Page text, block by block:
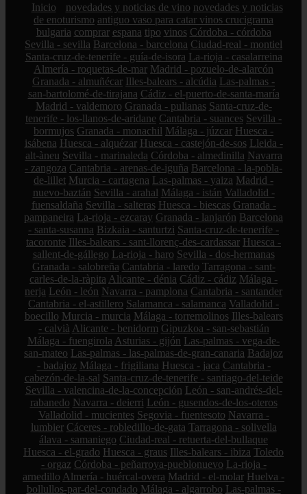
Inicio novedades y noticias de vino novedades y noticias
de enoturismo antiguo vaso para catar vinos crucigrama
bulgaria comprar espana tipo vinos Córdoba - córdoba
Sevilla - sevilla Barcelona - barcelona Ciudad-real - montiel
Santa-cruz-de-tenerife - guía-de-isora La-rioja - casalarreina
Almería - roquetas-de-mar Madrid - pozuelo-de-alarcón
Granada - almuñécar Illes-balears - alcúdia Las-palmas -
san-bartolomé-de-tirajana Cádiz - el-puerto-de-santa-maría
Madrid - valdemoro Granada - pulianas Santa-cruz-de-
tenerife - los-llanos-de-aridane Cantabria - suances Sevilla -
bormujos Granada - monachil Málaga - júzcar Huesca -
isábena Huesca - alquézar Huesca - castejón-de-sos Lleida -
alt-àneu Sevilla - marinaleda Córdoba - almedinilla Navarra
- zangoza Cantabria - arenas-de-iguña Barcelona - la-pobla-
de-lillet Murcia - cartagena Las-palmas - yaiza Madrid -
nuevo-baztán Sevilla - arahal Málaga - istán Valladolid -
fuensaldaña Sevilla - salteras Huesca - biescas Granada -
pampaneira La-rioja - ezcaray Granada - lanjarón Barcelona
- santa-susanna Bizkaia - santurtzi Santa-cruz-de-tenerife -
tacoronte Illes-balears - sant-llorenç-des-cardassar Huesca -
sallent-de-gállego La-rioja - haro Sevilla - dos-hermanas
Granada - salobreña Cantabria - laredo Tarragona - sant-
carles-de-la-ràpita Alicante - dénia Cádiz - cádiz Málaga -
nerja León - león Navarra - pamplona Cantabria - santander
Cantabria - el-astillero Salamanca - salamanca Valladolid -
boecillo Murcia - murcia Málaga - torremolinos Illes-balears
- calvià Alicante - benidorm Gipuzkoa - san-sebastián
Málaga - fuengirola Asturias - gijón Las-palmas - vega-de-
san-mateo Las-palmas - las-palmas-de-gran-canaria Badajoz
- badajoz Málaga - frigiliana Huesca - jaca Cantabria -
cabezón-de-la-sal Santa-cruz-de-tenerife - santiago-del-teide
Sevilla - valencina-de-la-concepción León - san-andrés-del-
rabanedo Navarra - deierri León - gusendos-de-los-oteros
Valladolid - mucientes Segovia - fuentesoto Navarra -
lumbier Cáceres - robledillo-de-gata Tarragona - solivella
álava - samaniego Ciudad-real - retuerta-del-bullaque
Huesca - el-grado Huesca - graus Illes-balears - ibiza Toledo
- orgaz Córdoba - peñarroya-pueblonuevo La-rioja -
arnedillo Almería - huércal-overa Madrid - el-molar Huelva -
bollullos-par-del-condado Málaga - algarrobo Las-palmas -